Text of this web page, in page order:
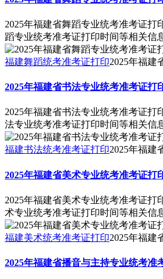
2025年福建省舞蹈专业统考准考证打
蹈专业统考准考证打印时间等相关信
福建舞蹈统考准考证打印2025年福建
2025年福建省书法专业统考准考证打
2025年福建省书法专业统考准考证打
法专业统考准考证打印时间等相关信
福建书法统考准考证打印2025年福建
2025年福建省美术专业统考准考证打
2025年福建省美术专业统考准考证打
术专业统考准考证打印时间等相关信
福建美术统考准考证打印2025年福建
2025年福建省播音与主持专业统考准